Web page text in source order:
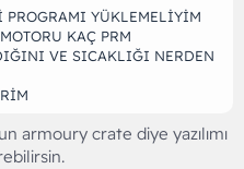
YÜKLEMELİYİM
KAÇ PRM
VE SICAKLIĞI NERDEN
armoury crate diye yazılımı